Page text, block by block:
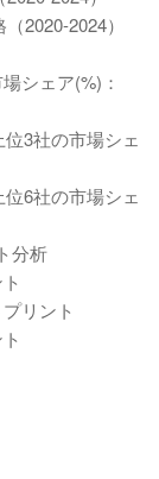
2020-2024）
シェア(%)：
3社の市場シェ
6社の市場シェ
分析
リント